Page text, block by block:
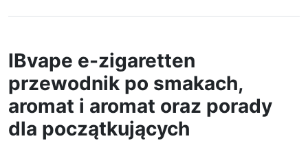
IBvape e-zigaretten
przewodnik po smakach,
aromat i aromat oraz porady
dla początkujących